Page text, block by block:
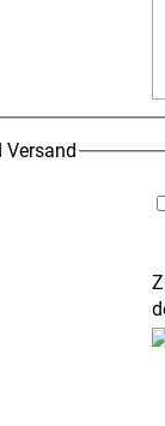
Versand